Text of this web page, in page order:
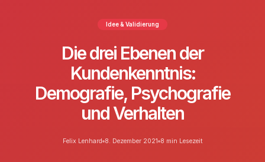
Idee & Validierung
Die drei Ebenen der
Kundenkenntnis:
Demografie, Psychografie
und Verhalten
Felix Lenhard 8. Dezember 2021 8 min Lesezeit